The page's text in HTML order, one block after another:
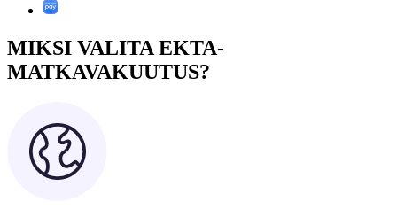
MIKSI VALITA EKTA-
MATKAVAKUUTUS?